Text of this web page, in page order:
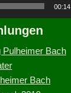
00:14
Pulheimer Bach
Bach